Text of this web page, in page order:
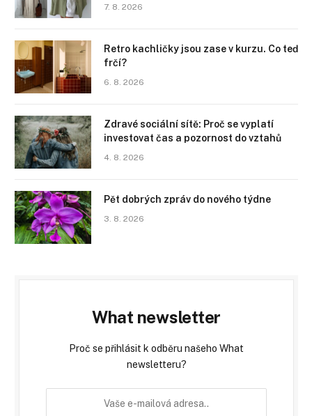
7. 8. 2026
Retro kachličky jsou zase v kurzu. Co teď
frčí?
6. 8. 2026
Zdravé sociální sítě: Proč se vyplatí
investovat čas a pozornost do vztahů
4. 8. 2026
Pět dobrých zpráv do nového týdne
3. 8. 2026
What newsletter
Proč se přihlásit k odběru našeho What
newsletteru?